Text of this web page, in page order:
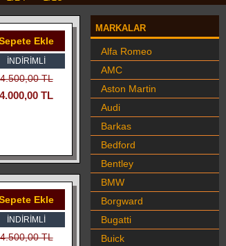
Ekle
İNDIRIMLI
4.500,00 TL
4.000,00 TL
Ekle
İNDIRIMLI
4.500,00 TL
MARKALAR
Alfa Romeo
AMC
Aston Martin
Audi
Barkas
Bedford
Bentley
BMW
Borgward
Bugatti
Buick